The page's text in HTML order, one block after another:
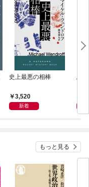
史上最悪の相棒
3,520
新着
鳥
もっと見る